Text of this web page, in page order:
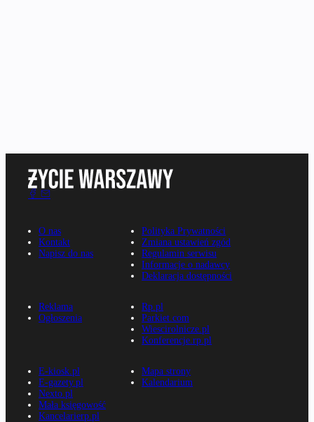
O nas
Kontakt
Napisz do nas
Polityka Prywatności
Zmiana ustawień zgód
Regulamin serwisu
Informacje o nadawcy
Deklaracja dostępności
Reklama
Ogłoszenia
Rp.pl
Parkiet.com
Wiescirolnicze.pl
Konferencje.rp.pl
E-kiosk.pl
E-gazety.pl
Nexto.pl
Mała księgowość
Kancelarierp.pl
Mapa strony
Kalendarium